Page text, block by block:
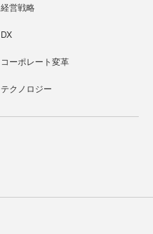
経営戦略
DX
コーポレート変革
テクノロジー